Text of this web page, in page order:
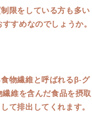
限をしている方も多い
すめなのでしょうか。
物繊維と呼ばれるβ-グ
維を含んだ食品を摂取
て排出してくれます。